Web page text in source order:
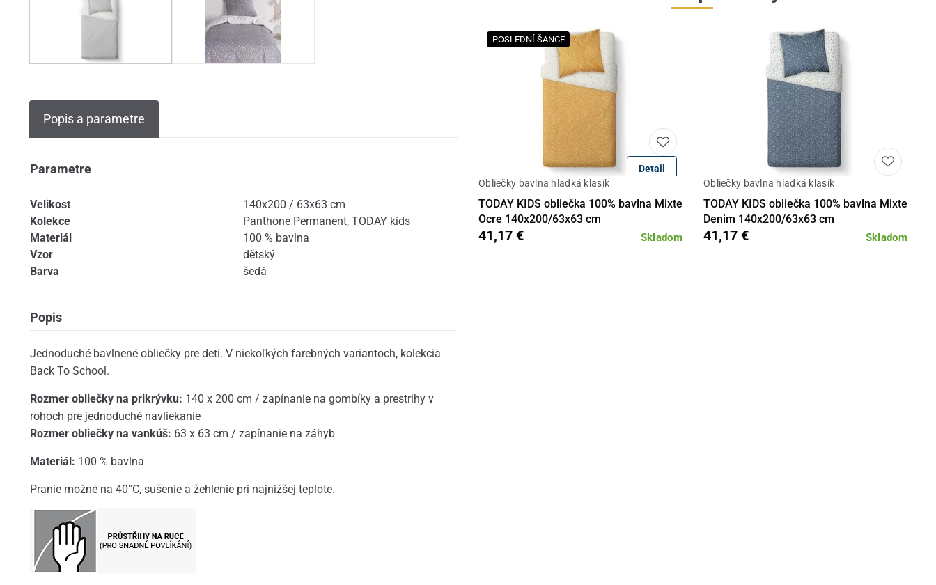
Popis a parametre
Parametre
Velikost
140x200 / 63x63 cm
Kolekce
Panthone Permanent, TODAY kids
Materiál
100 % bavlna
Vzor
dětský
Barva
šedá
Popis
Jednoduché bavlnené obliečky pre deti. V niekoľkých farebných variantoch, kolekcia
Back To School.
Rozmer obliečky na prikrývku: 140 x 200 cm / zapínanie na gombíky a prestrihy v
rohoch pre jednoduché navliekanie
Rozmer obliečky na vankúš: 63 x 63 cm / zapínanie na záhyb
Materiál: 100 % bavlna
Pranie možné na 40°C, sušenie a žehlenie pri najnižšej teplote.
POSLEDNÍ ŠANCE
Detail
Obliečky bavlna hladká klasik
TODAY KIDS obliečka 100% bavlna Mixte
Ocre 140x200/63x63 cm
Skladom
41,17 €
Obliečky bavlna hladká klasik
TODAY KIDS obliečka 100% bavlna Mixte
Denim 140x200/63x63 cm
Skladom
41,17 €